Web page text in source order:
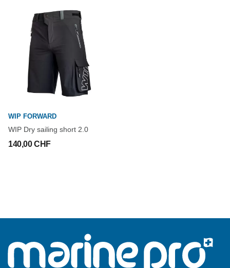
WIP FORWARD
WIP Dry sailing short 2.0
140,00 CHF